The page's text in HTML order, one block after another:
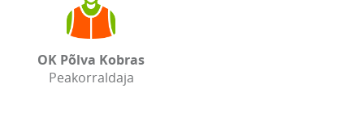
OK Põlva Kobras
Peakorraldaja